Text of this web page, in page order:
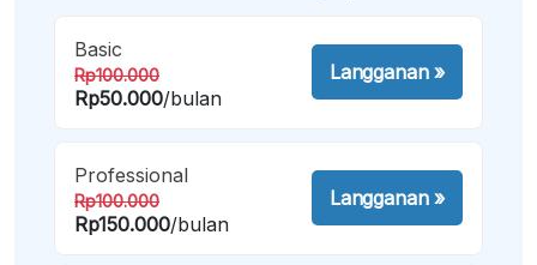
Basic
Rp100.000
Rp50.000/bulan
Langganan»
Professional
Rp100.000
Rp150.000/bulan
Langganan»